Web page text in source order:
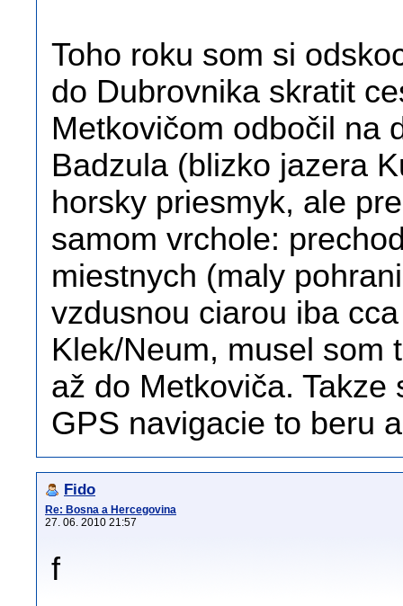
Toho roku som si
do Dubrovnika skratit
Metkovičom odbočil na
Badzula (blizko jazera
horsky priesmyk, ale
samom vrchole:
miestnych (maly
vzdusnou ciarou iba
Klek/Neum, musel som
až do Metkoviča.
GPS navigacie to beru
Fido
Re: Bosna a Hercegovina
27. 06. 2010 21:57
f